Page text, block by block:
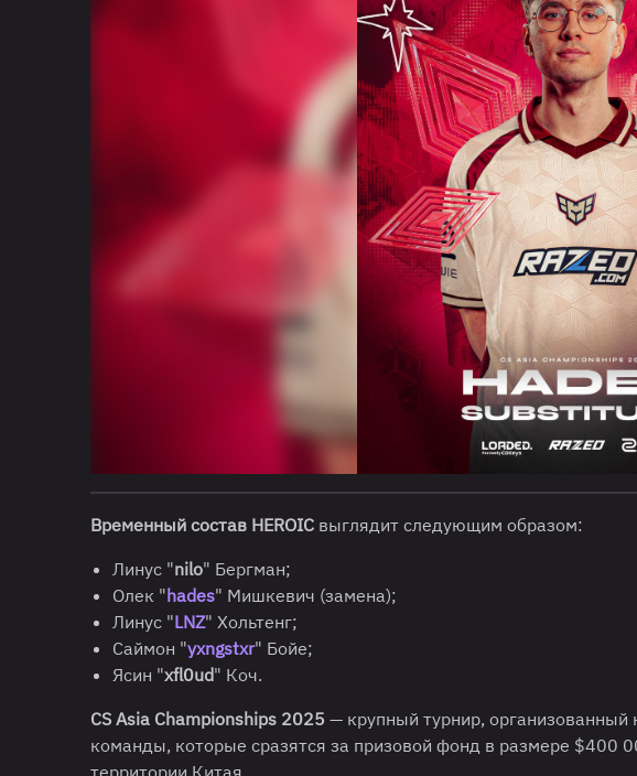
Временный состав HEROIC выглядит следующим образом:
Линус "nilo" Бергман;
Олек "hades" Мишкевич (замена);
Линус "LNZ" Хольтенг;
Саймон "yxngstxr" Бойе;
Ясин "xfl0ud" Коч.
CS Asia Championships 2025 — крупный турнир,
команды, которые сразятся за призовой фонд в размере $400